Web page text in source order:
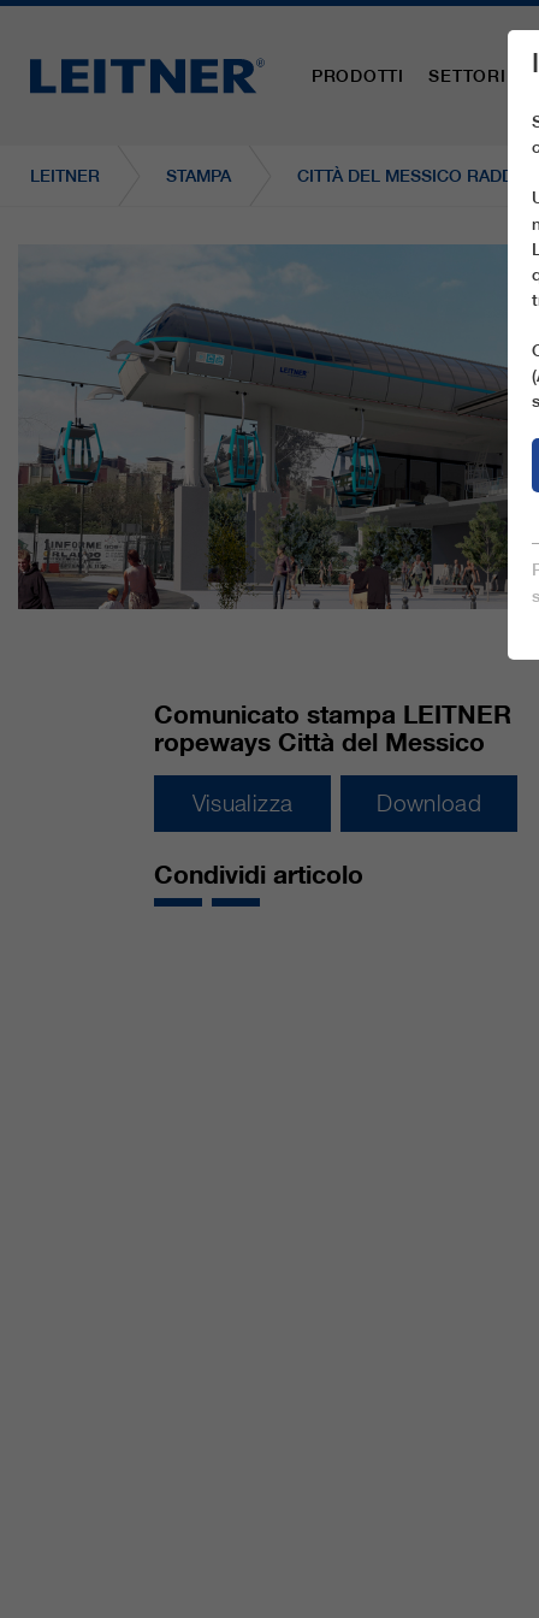
PRODOTTI SETTORI
LEITNER STAMPA CITTÀ DEL MESSICO
Comunicato stampa LEITNER
ropeways Città del Messico
Visualizza Download
Condividi articolo